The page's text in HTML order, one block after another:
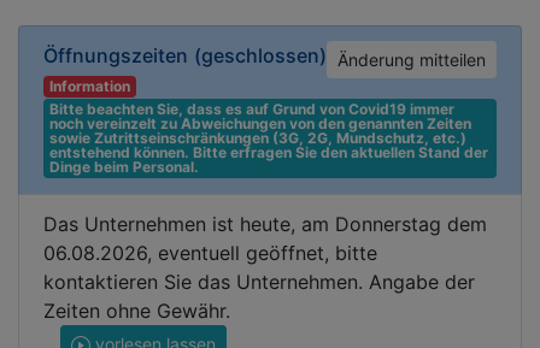
Öffnungszeiten (geschlossen) Änderung mitteilen
Information
Bitte beachten Sie, dass es auf Grund von Covid19 immer
noch vereinzelt zu Abweichungen von den genannten Zeiten
sowie Zutrittseinschränkungen (3G, 2G, Mundschutz, etc.)
entstehend können. Bitte erfragen Sie den aktuellen Stand der
Dinge beim Personal.
Das Unternehmen ist heute, am Donnerstag dem
06.08.2026, eventuell geöffnet, bitte
kontaktieren Sie das Unternehmen. Angabe der
Zeiten ohne Gewähr.
vorlesen lassen